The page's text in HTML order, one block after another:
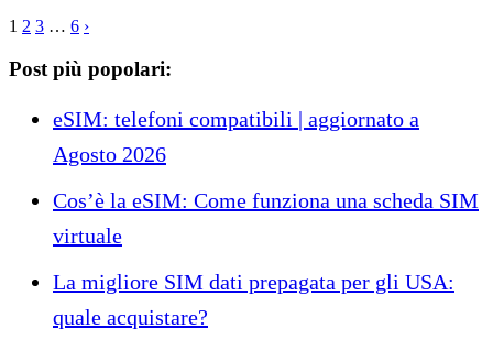
1 2 3 … 6 ›
Post più popolari:
eSIM: telefoni compatibili | aggiornato a
Agosto 2026
Cos’è la eSIM: Come funziona una scheda SIM
virtuale
La migliore SIM dati prepagata per gli USA:
quale acquistare?